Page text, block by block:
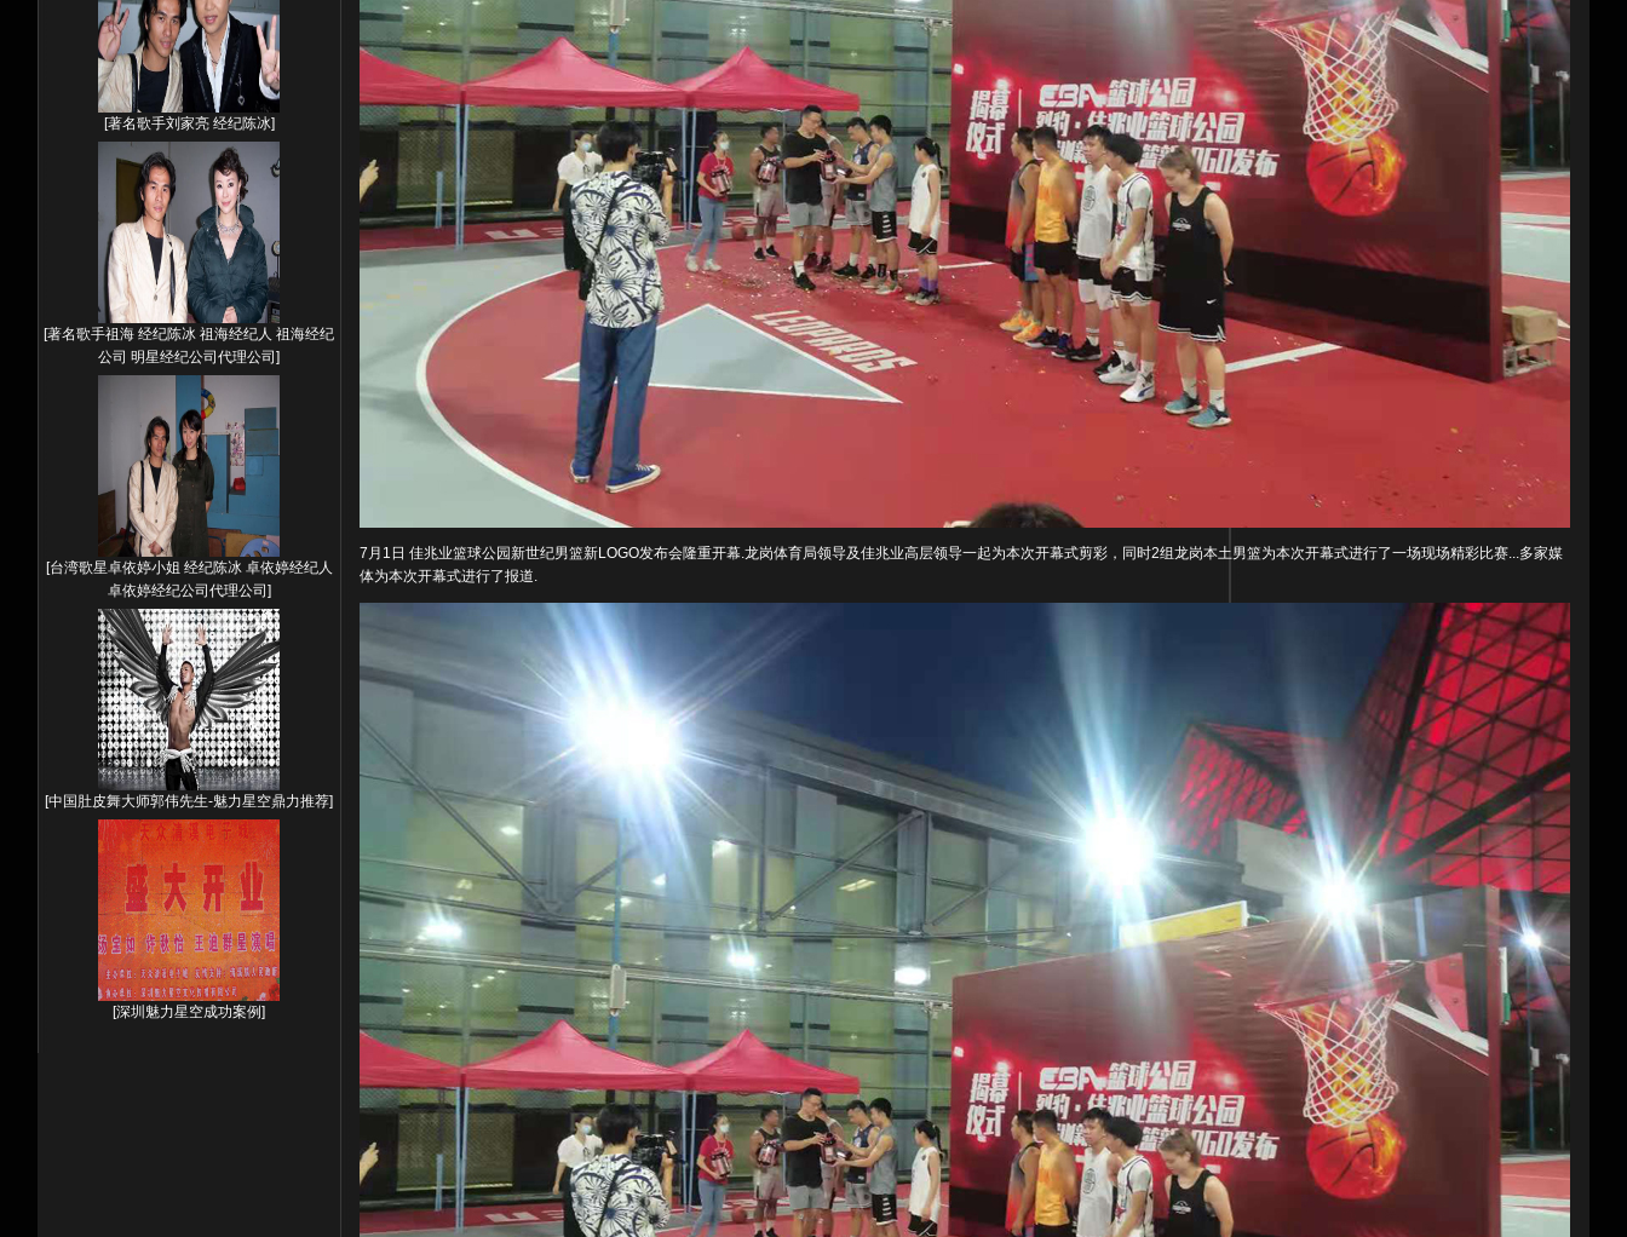
[著名歌手刘家亮 经纪陈冰]
[著名歌手祖海 经纪陈冰 祖海经纪人 祖海经纪
公司 明星经纪公司代理公司 ]
[台湾歌星卓依婷小姐 经纪陈冰 卓依婷经纪人
卓依婷经纪公司代理公司 ]
[中国肚皮舞大师郭伟先生-魅力星空鼎力推荐]
[深圳魅力星空成功案例]
7月1日 佳兆业篮球公园新世纪男篮新LOGO发布会隆重开幕.龙岗体育局领导及佳兆业高层领导一起为本次开幕式剪彩，同时2组龙岗本土男篮为本次开幕式进行了一场现场精彩比赛...多家媒
体为本次开幕式进行了报道.